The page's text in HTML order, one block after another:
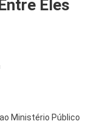
Eles
Ministério Público